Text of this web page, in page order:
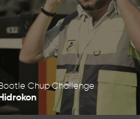
Chup Challenge
Hidrokon